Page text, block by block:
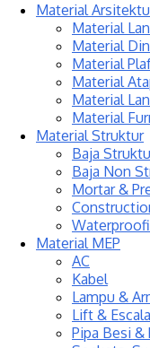
Material
Material
Material
Material
Material
Material
Material
Material Struktur
Baja
Baja Non
Mortar &
Material MEP
AC
Kabel
Lampu &
Lift &
Pipa Besi &